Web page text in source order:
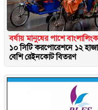
বর্ষায় মানুষের পাশে বাংলালিংক
১০ সিটি করপোরেশনে ১২
বেশি রেইনকোট বিতরণ